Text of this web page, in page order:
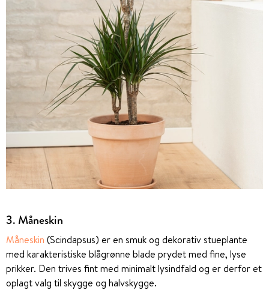
3. Måneskin
Måneskin (Scindapsus) er en smuk og dekorativ stueplante
med karakteristiske blågrønne blade prydet med fine, lyse
prikker. Den trives fint med minimalt lysindfald og er derfor et
oplagt valg til skygge og halvskygge.